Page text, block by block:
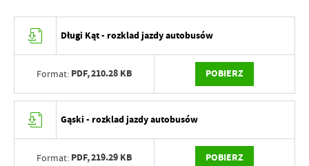
Długi Kąt - rozklad jazdy autobusów
Format: PDF,210.28 KB POBIERZ
Gąski - rozklad jazdy autobusów
Format: PDF,219.29 KB POBIERZ